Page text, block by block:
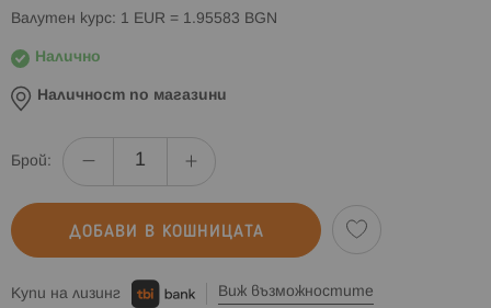
Валутен курс: 1 EUR = 1.95583 BGN
Налично
Наличност по магазини
Брой:
ДОБАВИ В КОШНИЦАТА
Купи на лизинг Виж възможностите